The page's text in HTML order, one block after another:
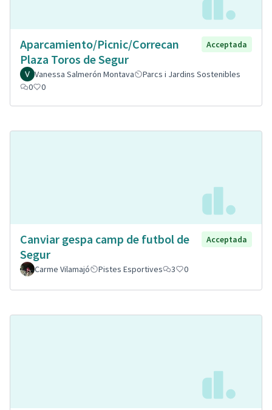
Aparcamiento/Picnic/Correcan
Plaza Toros de Segur
Acceptada
Vanessa Salmerón Montava
Parcs i Jardins Sostenibles
0
0
Canviar gespa camp de futbol de
Segur
Acceptada
Carme Vilamajó Pistes Esportives 3 0